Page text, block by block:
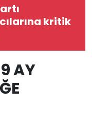
kritik
AY